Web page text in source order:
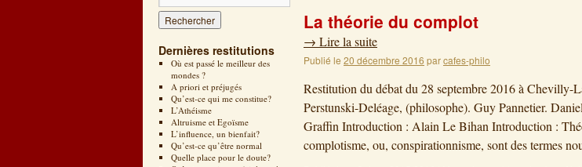
Dernières restitutions
Où est passé le meilleur des
mondes ?
A priori et préjugés
Qu’est-ce qui me constitue?
L’Athéisme
Altruisme et Egoïsme
L’influence, un bienfait?
Qu’est-ce qu’être normal
Quelle place pour le doute?
La théorie du complot
→ Lire la suite
Publié le 20 décembre 2016 parcafes-philo
Restitution du débat du 28 septembre 2016 à Chevilly-
Perstunski-Deléage, (philosophe). Guy Pannetier.
Graffin Introduction : Alain Le Bihan Introduction :
complotisme, ou, conspirationnisme, sont des termes